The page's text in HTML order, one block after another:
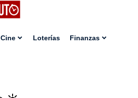
Cine Loterías Finanzas